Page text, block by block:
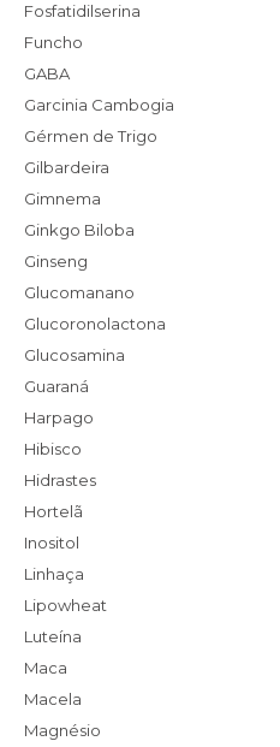
Fosfatidilserina
Funcho
GABA
Garcinia Cambogia
Gérmen de Trigo
Gilbardeira
Gimnema
Ginkgo Biloba
Ginseng
Glucomanano
Glucoronolactona
Glucosamina
Guaraná
Harpago
Hibisco
Hidrastes
Hortelã
Inositol
Linhaça
Lipowheat
Luteína
Maca
Macela
Magnésio